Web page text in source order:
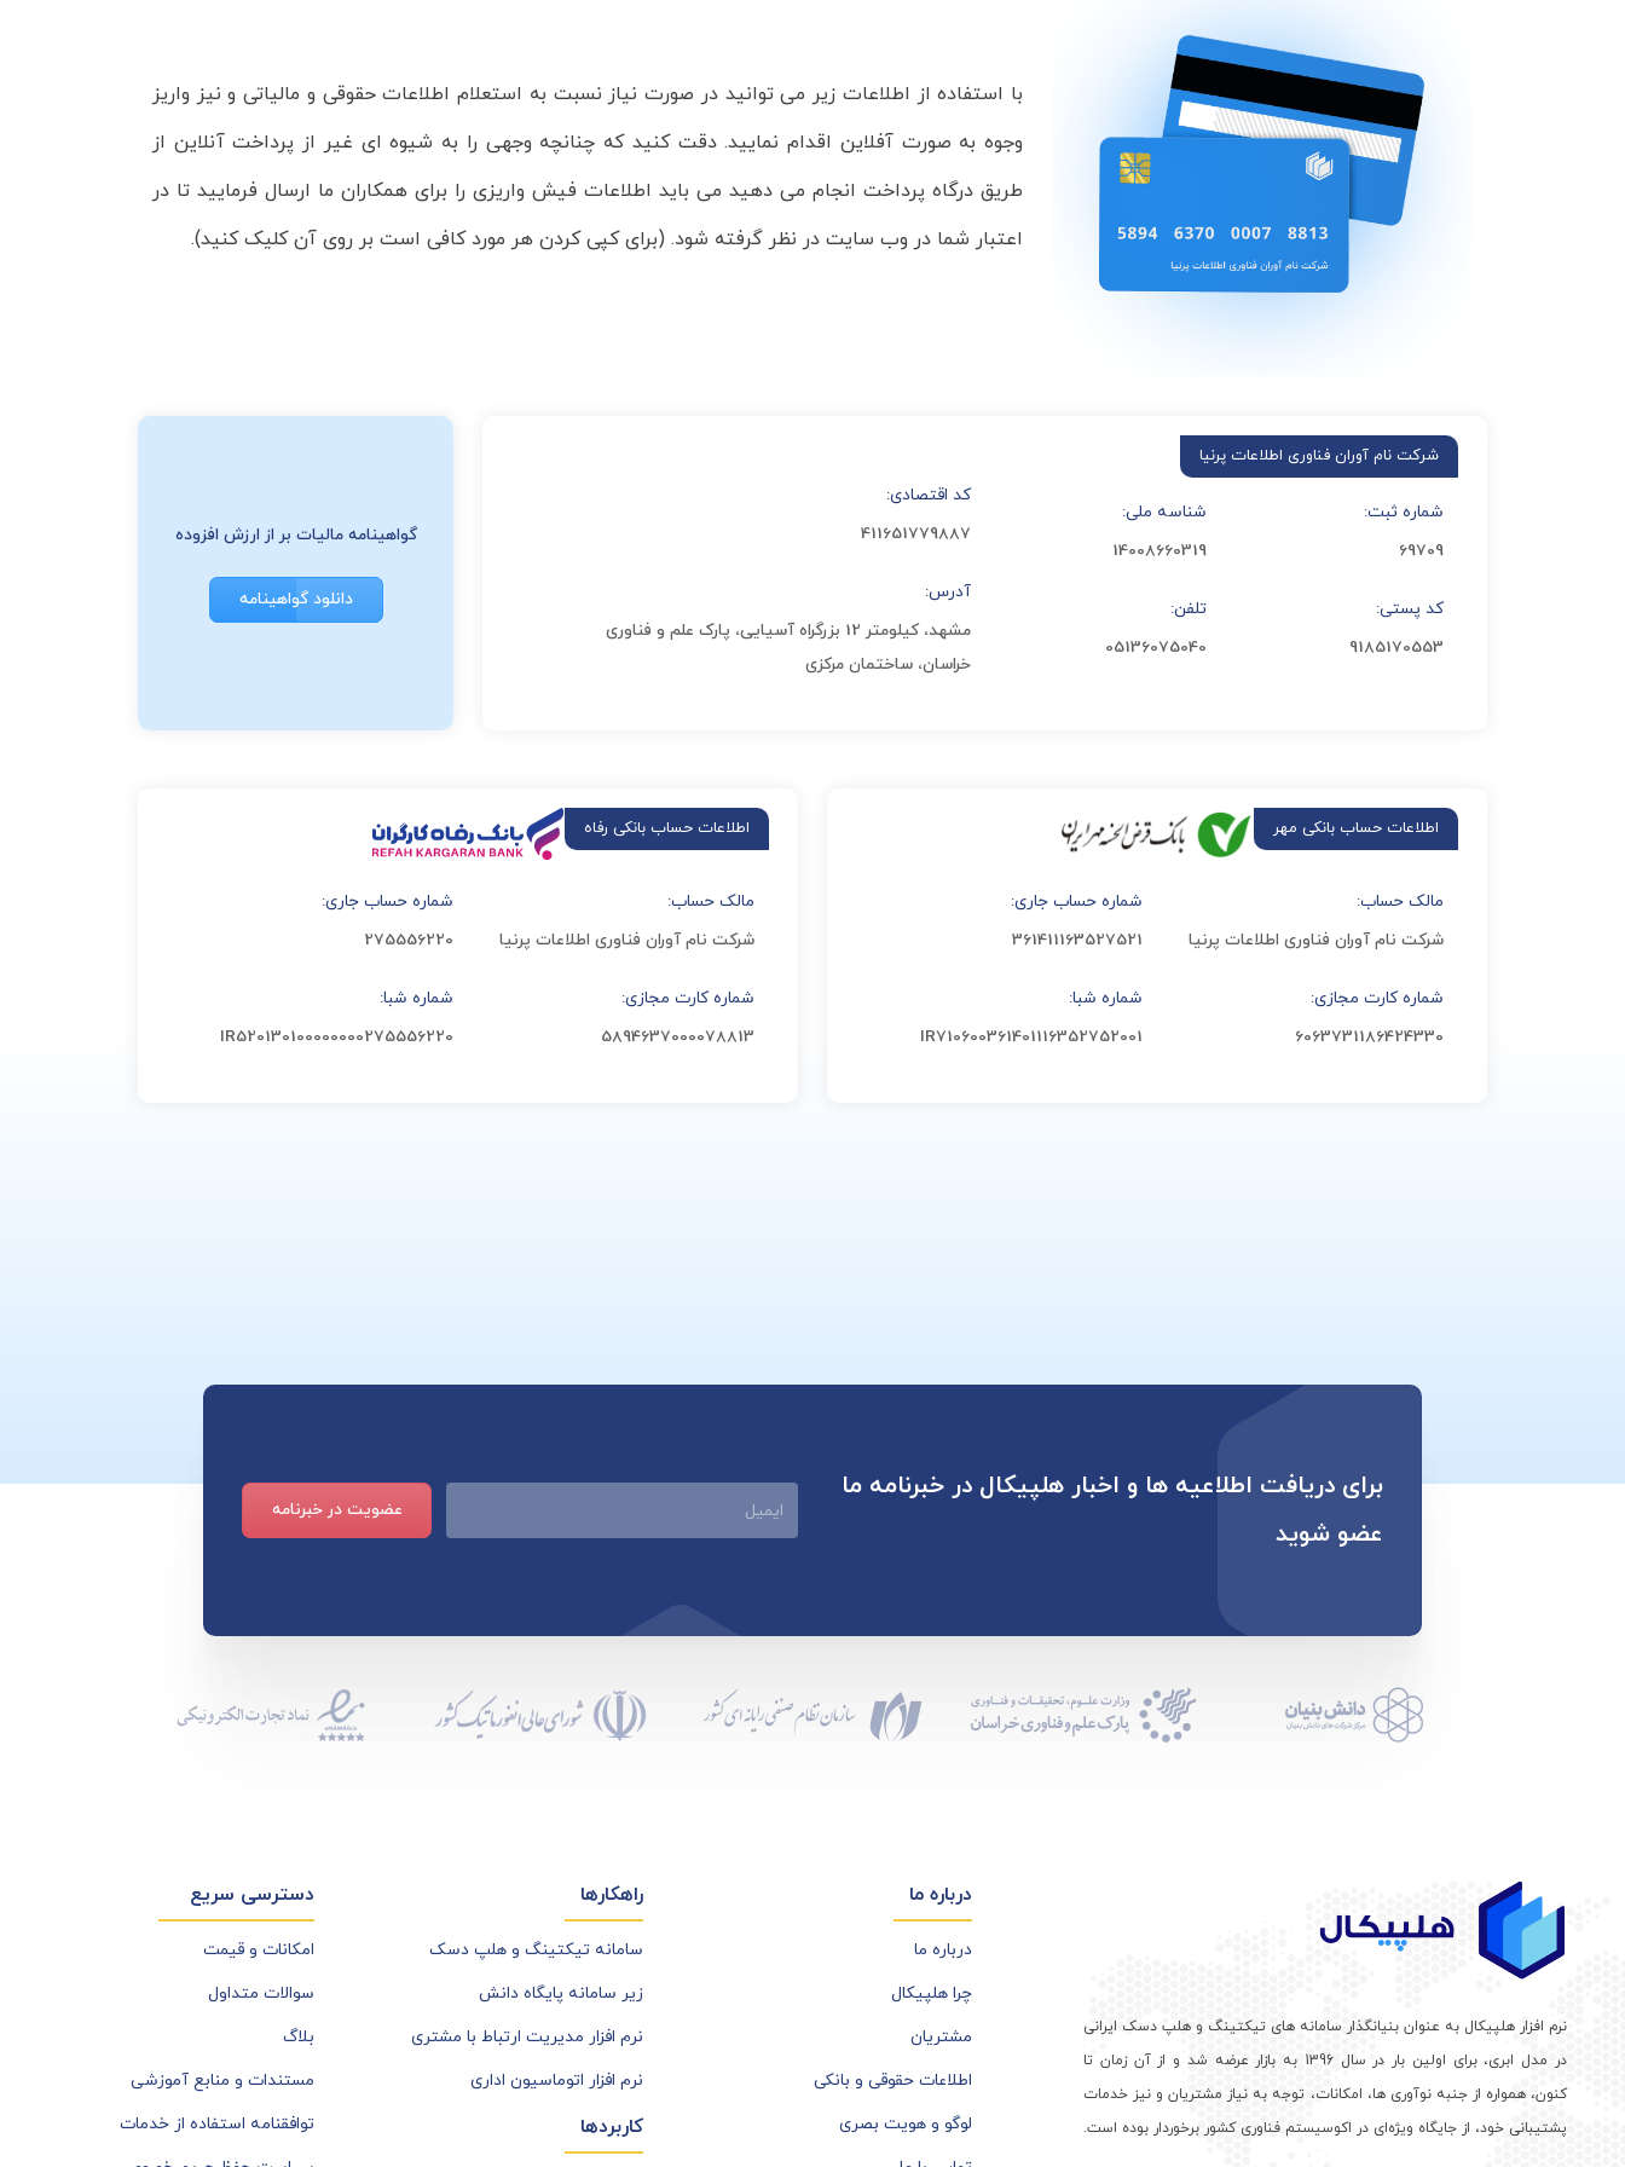
با استفاده از اطلاعات زیر می توانید در صورت نیاز نسبت به استعلام اطلاعات حقوقی و مالیاتی و نیز واریز
وجوه به صورت آفلاین اقدام نمایید. دقت کنید که چنانچه وجهی را به شیوه ای غیر از پرداخت آنلاین از
طریق درگاه پرداخت انجام می دهید می باید اطلاعات فیش واریزی را برای همکاران ما ارسال فرمایید تا در
اعتبار شما در وب سایت در نظر گرفته شود. (برای کپی کردن هر مورد کافی است بر روی آن کلیک کنید).
شماره ثبت:
69709
کد پستی:
9185170553
شناسه ملی:
14008660319
تلفن:
05136075040
کد اقتصادی:
411651779887
آدرس:
مشهد، کیلومتر 12 بزرگراه آسیایی، پارک علم و فناوری
خراسان، ساختمان مرکزی
گواهینامه مالیات بر از ارزش افزوده
دانلود گواهینامه
مالک حساب:
شرکت نام آوران فناوری اطلاعات پرنیا
شماره کارت مجازی:
6063731186424330
شماره حساب جاری:
361411163527521
شماره شبا:
IR710600361401116352752001
مالک حساب:
شرکت نام آوران فناوری اطلاعات پرنیا
شماره کارت مجازی:
5894637000078813
شماره حساب جاری:
275556220
شماره شبا:
IR520130100000000275556220
برای دریافت اطلاعیه ها و اخبار هلپیکال در خبرنامه ما
عضو شوید
ایمیل عضویت در خبرنامه
نرم افزار هلپیکال به عنوان بنیانگذار سامانه های تیکتینگ و هلپ دسک ایرانی
در مدل ابری، برای اولین بار در سال 1396 به بازار عرضه شد و از آن زمان تا
کنون، همواره از جنبه نوآوری ها، امکانات، توجه به نیاز مشتریان و نیز خدمات
پشتیبانی خود، از جایگاه ویژه‌ای در اکوسیستم فناوری کشور برخوردار بوده است.
درباره ما
درباره ما
چرا هلپیکال
مشتریان
اطلاعات حقوقی و بانکی
لوگو و هویت بصری
راهکارها
سامانه تیکتینگ و هلپ دسک
زیر سامانه پایگاه دانش
نرم افزار مدیریت ارتباط با مشتری
نرم افزار اتوماسیون اداری
کاربردها
دسترسی سریع
امکانات و قیمت
سوالات متداول
بلاگ
مستندات و منابع آموزشی
توافقنامه استفاده از خدمات